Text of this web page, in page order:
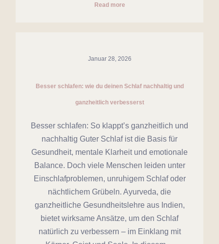
Read more
Januar 28, 2026
Besser schlafen: wie du deinen Schlaf nachhaltig und
ganzheitlich verbesserst
Besser schlafen: So klappt’s ganzheitlich und
nachhaltig Guter Schlaf ist die Basis für
Gesundheit, mentale Klarheit und emotionale
Balance. Doch viele Menschen leiden unter
Einschlafproblemen, unruhigem Schlaf oder
nächtlichem Grübeln. Ayurveda, die
ganzheitliche Gesundheitslehre aus Indien,
bietet wirksame Ansätze, um den Schlaf
natürlich zu verbessern – im Einklang mit